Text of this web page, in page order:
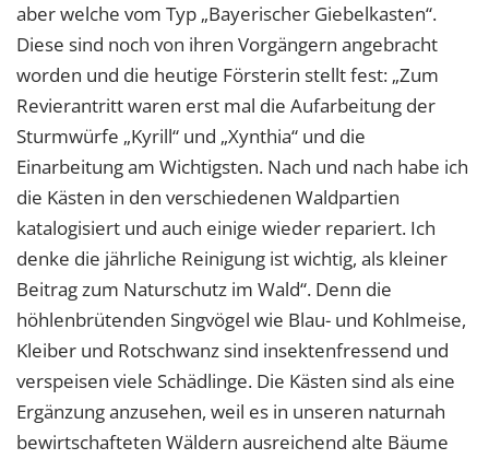
aber welche vom Typ „Bayerischer Giebelkasten“.
Diese sind noch von ihren Vorgängern angebracht
worden und die heutige Försterin stellt fest: „Zum
Revierantritt waren erst mal die Aufarbeitung der
Sturmwürfe „Kyrill“ und „Xynthia“ und die
Einarbeitung am Wichtigsten. Nach und nach habe ich
die Kästen in den verschiedenen Waldpartien
katalogisiert und auch einige wieder repariert. Ich
denke die jährliche Reinigung ist wichtig, als kleiner
Beitrag zum Naturschutz im Wald“. Denn die
höhlenbrütenden Singvögel wie Blau- und Kohlmeise,
Kleiber und Rotschwanz sind insektenfressend und
verspeisen viele Schädlinge. Die Kästen sind als eine
Ergänzung anzusehen, weil es in unseren naturnah
bewirtschafteten Wäldern ausreichend alte Bäume